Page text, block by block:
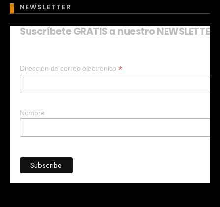
NEWSLETTER
Suscríbete GRATIS a nuestro NEWSLETTER
Dirección de correo electrónico *
Nombre
¿Quieres que te ayude a crear un